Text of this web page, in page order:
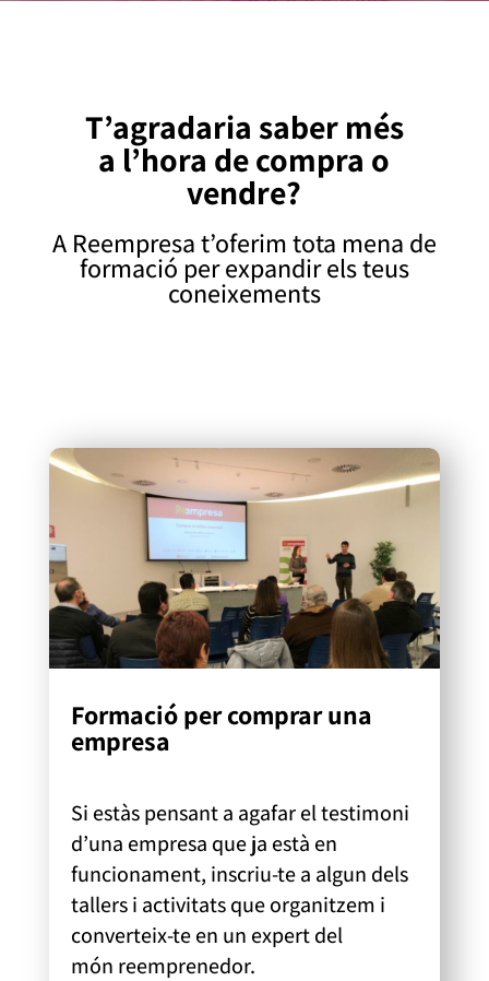
T’agradaria saber més
a l’hora de compra o
vendre?
A Reempresa t’oferim tota mena de
formació per expandir els teus
coneixements
Formació per comprar una
empresa
Si estàs pensanta agafar el testimoni
d’una empresa que ja està en
funcionament, inscriu-te a algun dels
tallers i activitats que organitzem i
converteix-te en un expert del
món reemprenedor.